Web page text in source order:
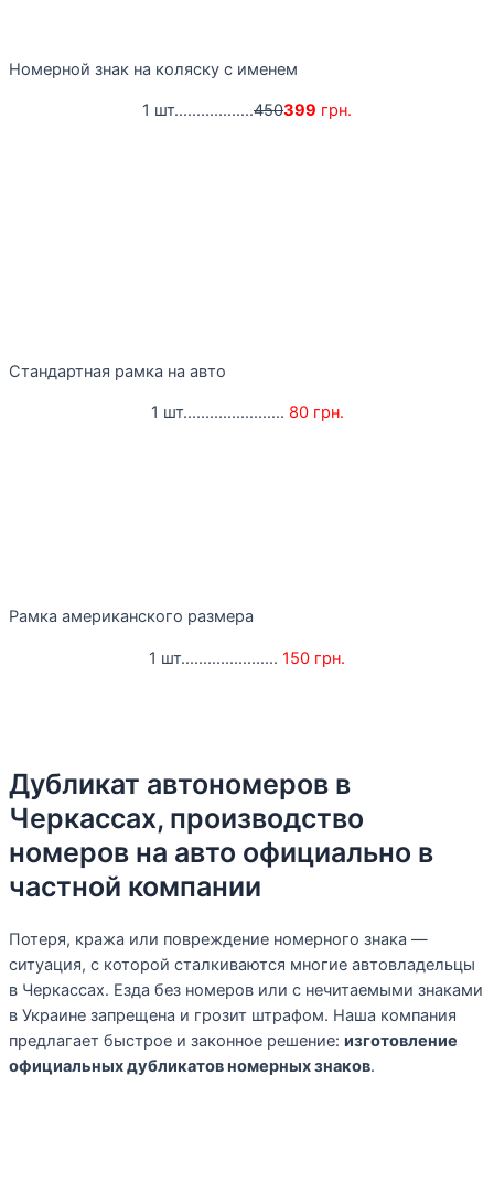
Номерной знак на коляску с именем
1 шт..................450399 грн.
Стандартная рамка на авто
1 шт....................... 80 грн.
Рамка американского размера
1 шт...................... 150 грн.
Дубликат автономеров в
Черкассах, производство
номеров на авто официально в
частной компании
Потеря, кража или повреждение номерного знака —
ситуация, с которой сталкиваются многие автовладельцы
в Черкассах. Езда без номеров или с нечитаемыми знаками
в Украине запрещена и грозит штрафом. Наша компания
предлагает быстрое и законное решение: изготовление
официальных дубликатов номерных знаков.